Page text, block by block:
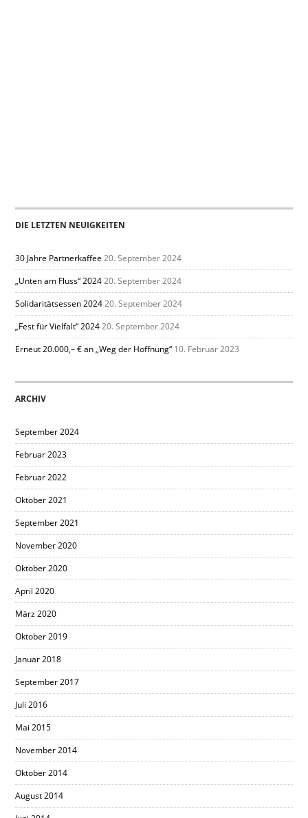
DIE LETZTEN NEUIGKEITEN
30 Jahre Partnerkaffee 20. September 2024
„Unten am Fluss“ 2024 20. September 2024
Solidaritätsessen 2024 20. September 2024
„Fest für Vielfalt“ 2024 20. September 2024
Erneut 20.000,– € an „Weg der Hoffnung“ 10. Februar 2023
ARCHIV
September 2024
Februar 2023
Februar 2022
Oktober 2021
September 2021
November 2020
Oktober 2020
April 2020
März 2020
Oktober 2019
Januar 2018
September 2017
Juli 2016
Mai 2015
November 2014
Oktober 2014
August 2014